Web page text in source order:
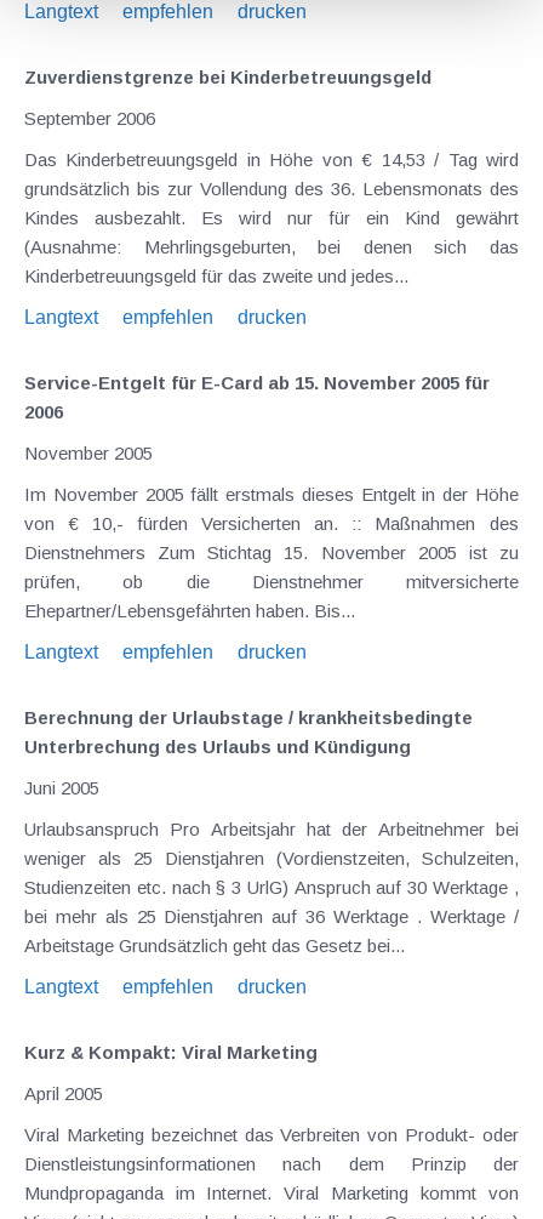
Langtext
empfehlen drucken
Zuverdienstgrenze bei Kinderbetreuungsgeld
September 2006
Das Kinderbetreuungsgeld in Höhe von € 14,53 / Tag wird
grundsätzlich bis zur Vollendung des 36. Lebensmonats des
Kindes ausbezahlt. Es wird nur für ein Kind gewährt
(Ausnahme: Mehrlingsgeburten, bei denen sich das
Kinderbetreuungsgeld für das zweite und jedes...
Langtext
empfehlen drucken
Service-Entgelt für E-Card ab 15. November 2005 für
2006
November 2005
Im November 2005 fällt erstmals dieses Entgelt in der Höhe
von € 10,- fürden Versicherten an. :: Maßnahmen des
Dienstnehmers Zum Stichtag 15. November 2005 ist zu
prüfen, ob die Dienstnehmer mitversicherte
Ehepartner/Lebensgefährten haben. Bis...
Langtext
empfehlen drucken
Berechnung der Urlaubstage / krankheitsbedingte
Unterbrechung des Urlaubs und Kündigung
Juni 2005
Urlaubsanspruch Pro Arbeitsjahr hat der Arbeitnehmer bei
weniger als 25 Dienstjahren (Vordienstzeiten, Schulzeiten,
Studienzeiten etc. nach § 3 UrlG) Anspruch auf 30 Werktage ,
bei mehr als 25 Dienstjahren auf 36 Werktage . Werktage /
Arbeitstage Grundsätzlich geht das Gesetz bei...
Langtext
empfehlen drucken
Kurz & Kompakt: Viral Marketing
April 2005
Viral Marketing bezeichnet das Verbreiten von Produkt- oder
Dienstleistungsinformationen nach dem Prinzip der
Mundpropaganda im Internet. Viral Marketing kommt von